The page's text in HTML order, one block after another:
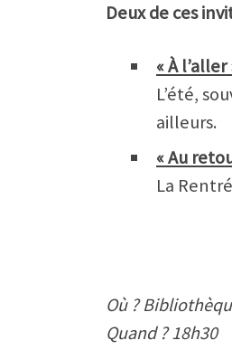
Deux de ces
« À l’aller
L’été,
ailleurs.
« Au
La
Où ?
Quand ? 18h30